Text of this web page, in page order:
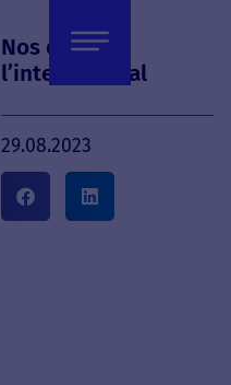
Nos élèves à
l’international
29.08.2023